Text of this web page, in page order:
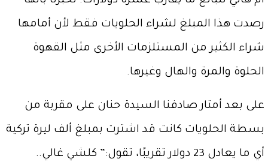
رصدت هذا المبلغ لشراء الحلويات فقط لأن أمامها
شراء الكثير من المستلزمات الأخرى مثل القهوة
الحلوة والمرة والهال وغيرها.
على بعد أمتار صادفنا السيدة حنان على مقربة من
بسطة الحلويات كانت قد اشترت بمبلغ ألف ليرة تركية
أي ما يعادل 23 دولار تقريبًا، تقول:” كلشي غالي..